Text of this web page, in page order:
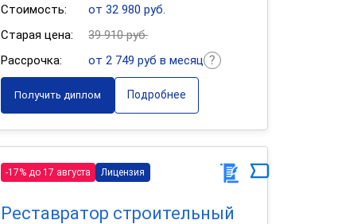
Стоимость:
от 32 980 руб.
Старая цена:
39 910 руб.
Рассрочка:
от 2 749 руб в месяц
Получить диплом Подробнее
-17% до 17 августа Лицензия
Реставратор строительный